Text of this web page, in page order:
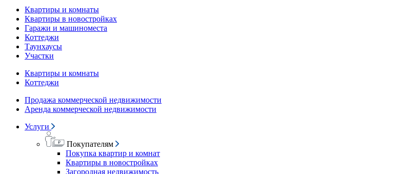
Квартиры и комнаты
Квартиры в новостройках
Гаражи и машиноместа
Коттеджи
Таунхаусы
Участки
Квартиры и комнаты
Коттеджи
Продажа коммерческой недвижимости
Аренда коммерческой недвижимости
Услуги
Покупателям
Покупка квартир и комнат
Квартиры в новостройках
Загородная недвижимость